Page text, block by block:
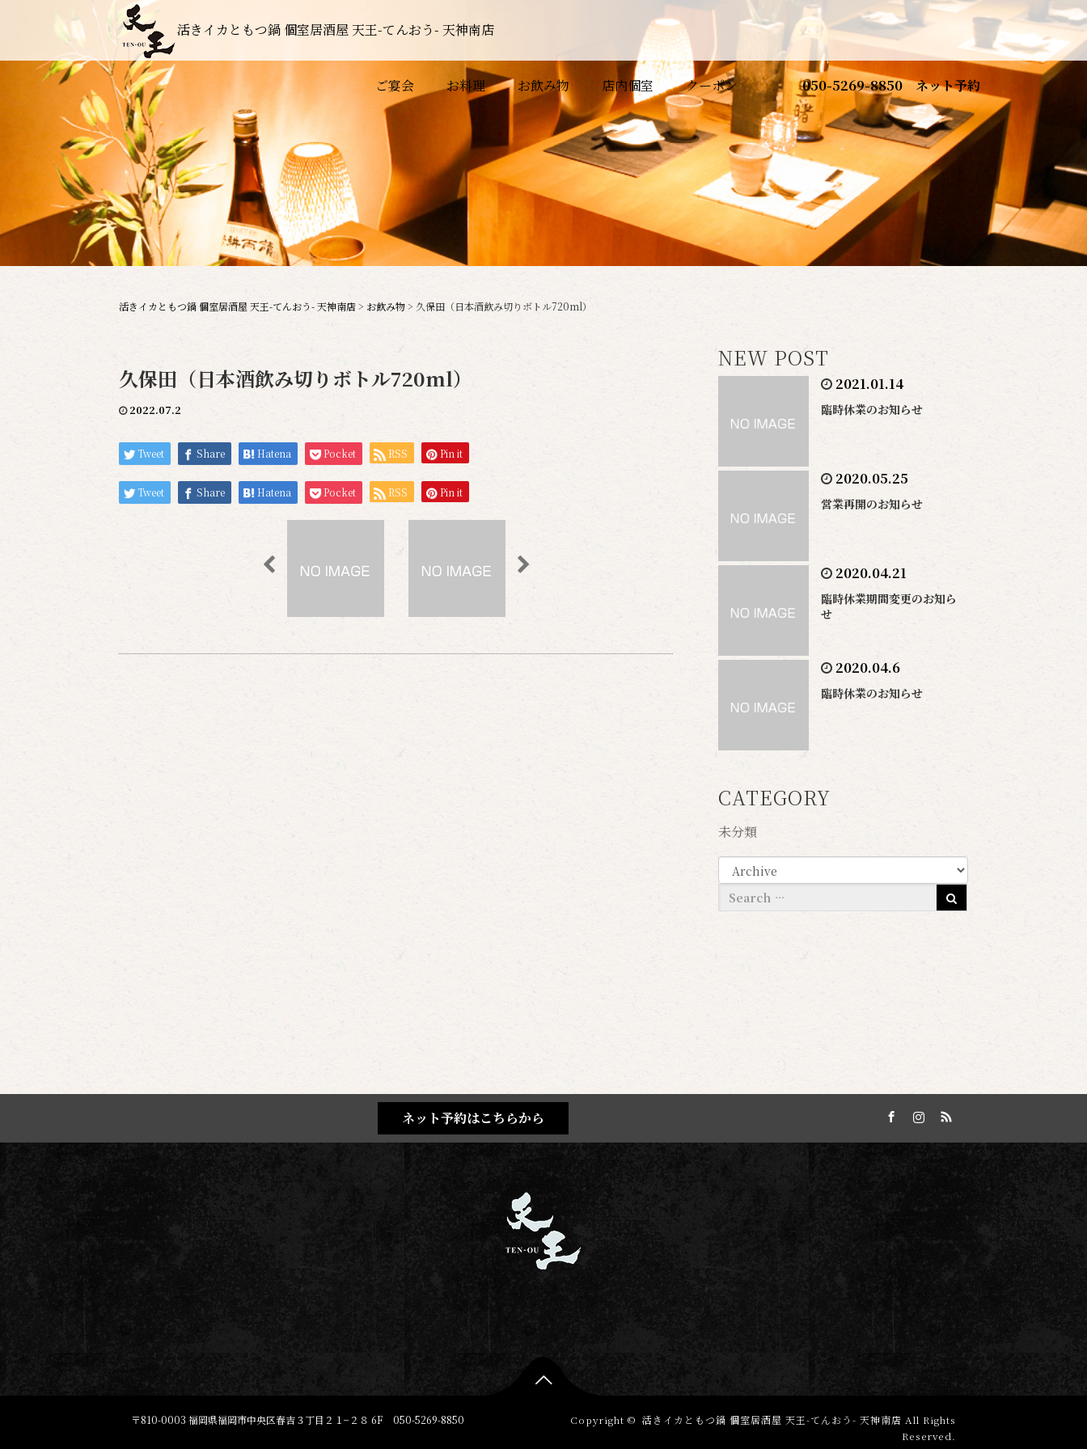
活きイカともつ鍋 個室居酒屋 天王-てんおう- 天神南店
ご宴会 お料理 お飲み物 店内個室 クーポン 050-5269-8850 ネット予約
活きイカともつ鍋 個室居酒屋 天王-てんおう- 天神南店> お飲み物> 久保田（日本酒飲み切りボトル720ml）
久保田（日本酒飲み切りボトル720ml）
2022.07.2
Tweet Share Hatena Pocket RSS Pin it
Tweet Share Hatena Pocket RSS Pin it
NEW POST
2021.01.14
臨時休業のお知らせ
2020.05.25
営業再開のお知らせ
2020.04.21
臨時休業期間変更のお知ら
せ
2020.04.6
臨時休業のお知らせ
CATEGORY
未分類
ネット予約はこちらから

〒810-0003 福岡県福岡市中央区春吉３丁目２１−２８ 6F 050-5269-8850 Copyright © 活きイカともつ鍋 個室居酒屋 天王-てんおう- 天神南店 All Rights
Reserved.